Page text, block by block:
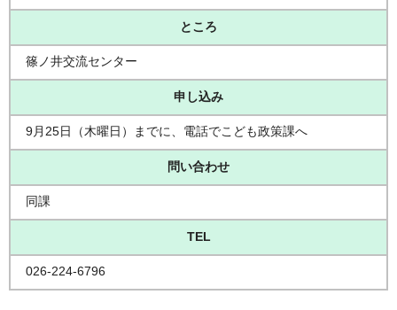
ところ
篠ノ井交流センター
申し込み
9月25日（木曜日）までに、電話でこども政策課へ
問い合わせ
同課
TEL
026-224-6796